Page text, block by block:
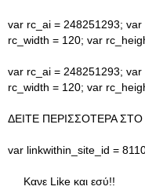
var rc_ai = 248251293;
rc_width = 120; var
var rc_ai = 248251293;
rc_width = 120; var
ΔΕΙΤΕ ΠΕΡΙΣΣΟΤΕΡΑ ΣΤΟ
var linkwithin_site_id =
Κανε Like και εσύ!!